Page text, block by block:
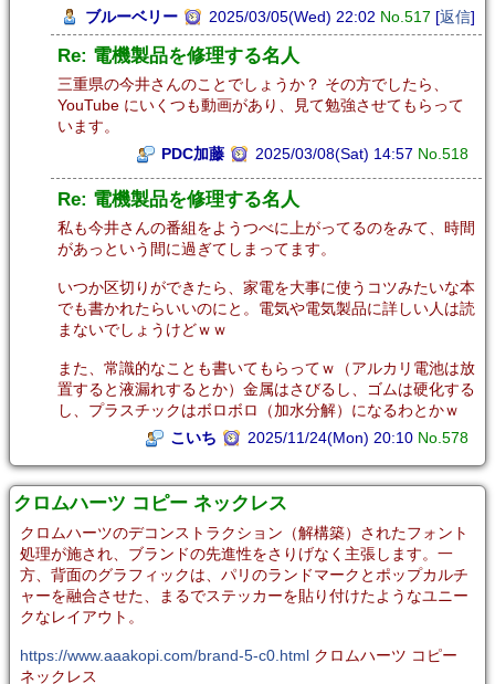
ブルーベリー
2025/03/05(Wed) 22:02 No.517 [返信]
Re: 電機製品を修理する名人
三重県の今井さんのことでしょうか？ その方でしたら、
YouTube にいくつも動画があり、見て勉強させてもらって
います。
PDC加藤
2025/03/08(Sat) 14:57 No.518
Re: 電機製品を修理する名人
私も今井さんの番組をようつべに上がってるのをみて、時間
があっという間に過ぎてしまってます。
いつか区切りができたら、家電を大事に使うコツみたいな本
でも書かれたらいいのにと。電気や電気製品に詳しい人は読
まないでしょうけどｗｗ
また、常識的なことも書いてもらってｗ（アルカリ電池は放
置すると液漏れするとか）金属はさびるし、ゴムは硬化する
し、プラスチックはボロボロ（加水分解）になるわとかｗ
こいち
2025/11/24(Mon) 20:10 No.578
クロムハーツ コピー ネックレス
クロムハーツのデコンストラクション（解構築）されたフォント
処理が施され、ブランドの先進性をさりげなく主張します。一
方、背面のグラフィックは、パリのランドマークとポップカルチ
ャーを融合させた、まるでステッカーを貼り付けたようなユニー
クなレイアウト。
https://www.aaakopi.com/brand-5-c0.html クロムハーツ コピー
ネックレス